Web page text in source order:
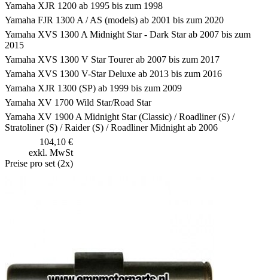
Yamaha XJR 1200 ab 1995 bis zum 1998
Yamaha FJR 1300 A / AS (models) ab 2001 bis zum 2020
Yamaha XVS 1300 A Midnight Star - Dark Star ab 2007 bis zum
2015
Yamaha XVS 1300 V Star Tourer ab 2007 bis zum 2017
Yamaha XVS 1300 V-Star Deluxe ab 2013 bis zum 2016
Yamaha XJR 1300 (SP) ab 1999 bis zum 2009
Yamaha XV 1700 Wild Star/Road Star
Yamaha XV 1900 A Midnight Star (Classic) / Roadliner (S) /
Stratoliner (S) / Raider (S) / Roadliner Midnight ab 2006
104,10 €
exkl. MwSt
Preise pro set (2x)